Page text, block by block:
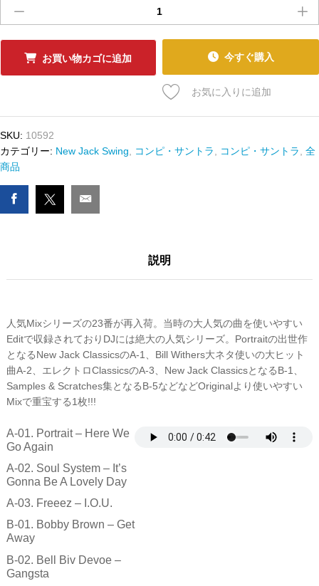
ﾚ
ｺ
ﾄﾞ
SOUL
SYSTEM
-
Here
Go
Again
Day
(Wicked
Mix
Vol.23)
数
量
お買い物カゴに追加 今すぐ購入
お気に入りに追加
SKU: 10592
カテゴリー: New Jack Swing コンピ・サントラ コンピ・サントラ
全
商品
説明
人気Mixシリーズの23番が再入荷。当時の大人気の曲を使いやすい
Editで収録されておりDJには絶大の人気シリーズ。Portraitの出世作
となるNew Jack ClassicsのA-1、Bill Withers大ネタ使いの大ヒット
曲A-2、エレクトロClassicsのA-3、New Jack ClassicsとなるB-1、
Samples & Scratches集となるB-5などなどOriginalより使いやすい
Mixで重宝する1枚!!!
A-01. Portrait – Here We
Go Again
A-02. Soul System – It’s
Gonna Be A Lovely Day
A-03. Freeez – I.O.U.
B-01. Bobby Brown – Get
Away
B-02. Bell Biv Devoe –
Gangsta